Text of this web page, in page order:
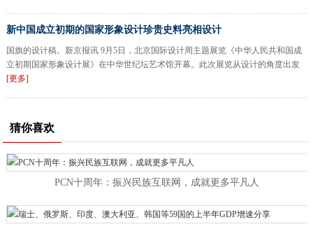
新中国成立初期的国家形象设计珍贵史料亮相设计
国旗的设计稿。新京报讯 9月5日，北京国际设计周主题展览《中华人民共和国成
立初期国家形象设计展》在中华世纪坛艺术馆开幕。此次展览从设计的角度出发
[更多]
猜你喜欢
PCN十周年：振兴民族互联网，成就更多平凡人